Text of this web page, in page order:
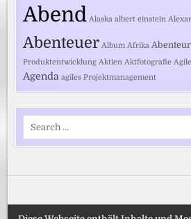
Abend Alaska albert einstein
Abenteuer Album Afrika
Produktentwicklung Aktien Aktfotografie
Agenda agiles Projektmanagement
Search